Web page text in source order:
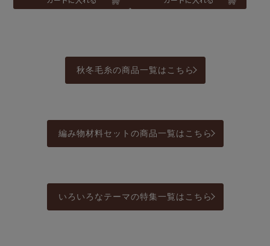
秋冬毛糸の商品一覧はこちら
編み物材料セットの商品一覧はこちら
いろいろなテーマの特集一覧はこちら